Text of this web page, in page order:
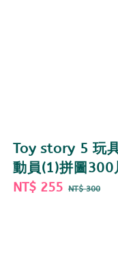
Toy story 5 玩
動員(1)拼圖300
Sale
NT$ 255 Regular
NT$ 300